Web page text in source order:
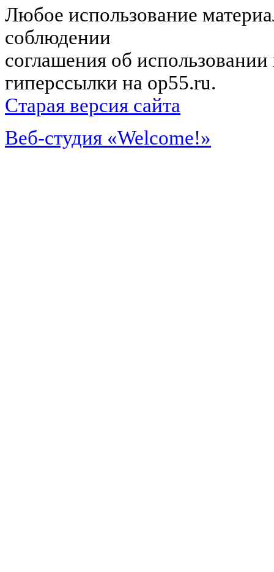
Любое использование
соблюдении
соглашения об
гиперссылки на op55.ru.
Старая версия сайта
Веб-студия «Welcome!»